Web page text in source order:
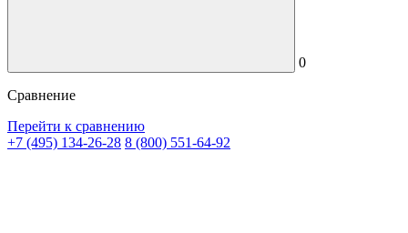
0
Сравнение
Перейти к сравнению
+7 (495) 134-26-28 8 (800) 551-64-92